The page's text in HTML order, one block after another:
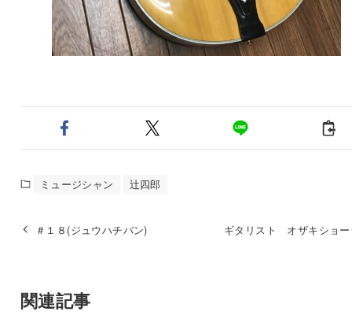
ミュージシャン 辻四郎
＃１８(ジュウハチバン) ギタリスト オザキショー
関連記事